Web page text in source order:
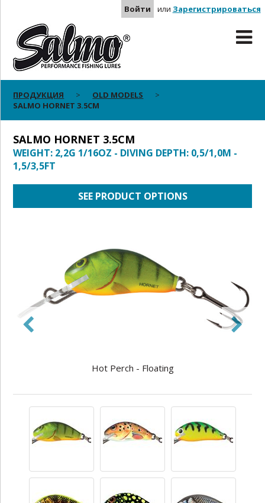
Войти или Зарегистрироваться
ПРОДУКЦИЯ
OLD MODELS
SALMO HORNET 3.5CM
SALMO HORNET 3.5CM
WEIGHT: 2,2G 1/16OZ - DIVING DEPTH: 0,5/1,0M -
1,5/3,5FT
SEE PRODUCT OPTIONS
Hot Perch - Floating